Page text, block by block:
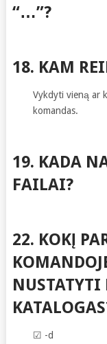
“…”?
18. KAM
Vykdyti vieną ar
komandas.
19. KADA
FAILAI?
22. KOKĮ
☑ -d